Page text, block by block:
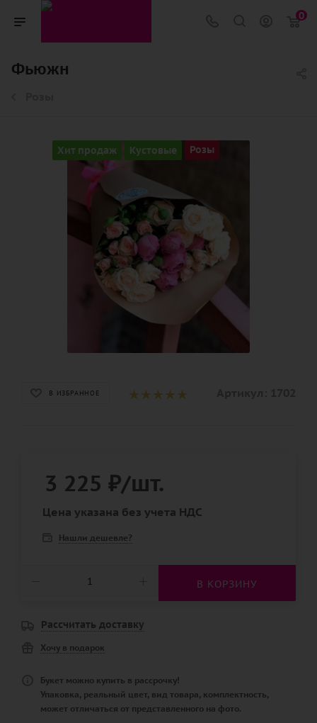
0
Фьюжн
Хит продаж Кустовые Розы
В ИЗБРАННОЕ
3 225 ₽/шт.
Цена указана без учета НДС
Нашли дешевле?
В КОРЗИНУ
Рассчитать доставку
Хочу в подарок
Букет можно купить в рассрочку!
Упаковка, реальный цвет, вид товара, комплектность,
может отличаться от представленного на фото.